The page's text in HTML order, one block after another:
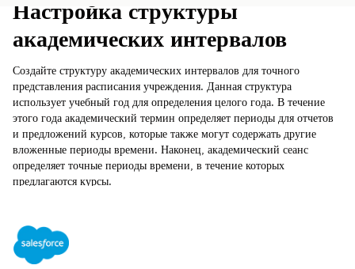
Настройка структуры
академических интервалов
Создайте структуру академических интервалов для точного
представления расписания учреждения. Данная структура
использует учебный год для определения целого года. В течение
этого года академический термин определяет периоды для отчетов
и предложений курсов, которые также могут содержать другие
вложенные периоды времени. Наконец, академический сеанс
определяет точные периоды времени, в течение которых
предлагаются курсы.
Доступно в версиях: Lightning Experience